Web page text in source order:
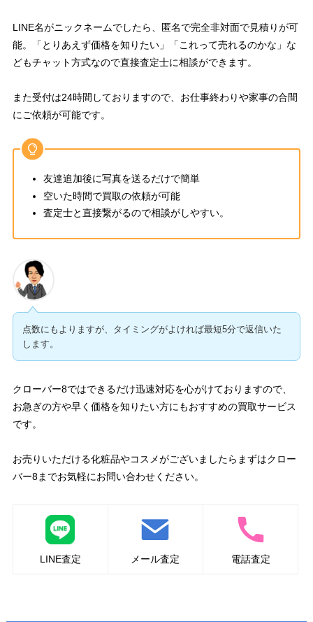
LINE名がニックネームでしたら、匿名で完全非対面で見積りが可
能。「とりあえず価格を知りたい」「これって売れるのかな」な
どもチャット方式なので直接査定士に相談ができます。
また受付は24時間しておりますので、お仕事終わりや家事の合間
にご依頼が可能です。
友達追加後に写真を送るだけで簡単
空いた時間で買取の依頼が可能
査定士と直接繋がるので相談がしやすい。
点数にもよりますが、タイミングがよければ最短5分で返信いた
します。
クローバー8ではできるだけ迅速対応を心がけておりますので、
お急ぎの方や早く価格を知りたい方にもおすすめの買取サービス
です。
お売りいただける化粧品やコスメがございましたらまずはクロー
バー8までお気軽にお問い合わせください。
LINE査定 メール査定 電話査定